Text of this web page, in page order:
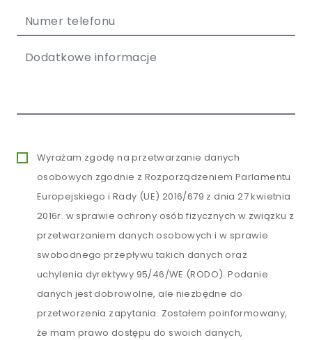
Wyrażam zgodę na przetwarzanie danych
osobowych zgodnie z Rozporządzeniem Parlamentu
Europejskiego i Rady (UE) 2016/679 z dnia 27 kwietnia
2016r. w sprawie ochrony osób fizycznych w związku z
przetwarzaniem danych osobowych i w sprawie
swobodnego przepływu takich danych oraz
uchylenia dyrektywy 95/46/WE (RODO). Podanie
danych jest dobrowolne, ale niezbędne do
przetworzenia zapytania. Zostałem poinformowany,
że mam prawo dostępu do swoich danych,